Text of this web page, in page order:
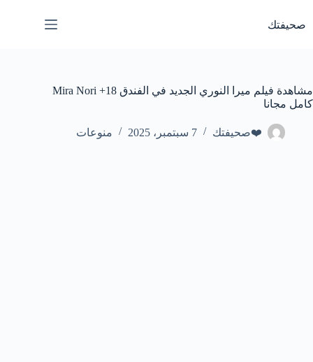
المحتوى
صحيفتك
مشاهدة فيلم ميرا النوري الجديد في الفندق Mira Nori +18
كامل مجانا
❤️صحيفتك 7 سبتمبر، 2025 منوعات